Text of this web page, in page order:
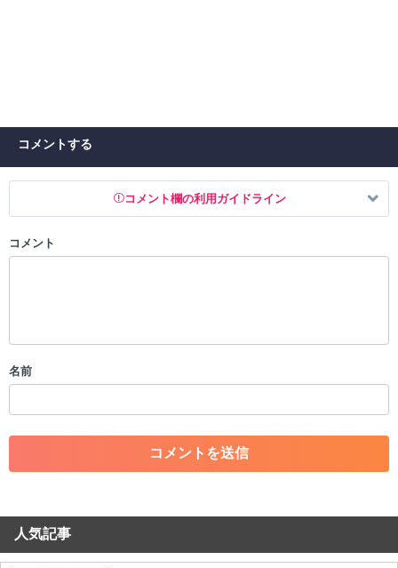
コメントする
コメント欄の利用ガイドライン
以下の書き込みを禁止とし、場合によってはコメント削除や書き込み制
・一度削除された投稿を再び投稿すること
・アカウントの売買など金銭が絡む内容の投稿
・各ゲームのネタバレを含む内容の投稿
・その他、管理者が不適切と判断した投稿
コメントの削除を申請する
せていただきます。ご了承ください。
コメント
名前
人気記事